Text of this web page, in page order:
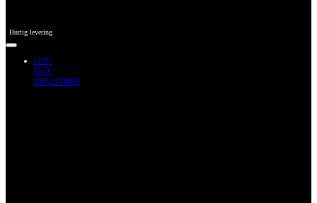
Hurtig levering
LOG
IND /
REGISTRER